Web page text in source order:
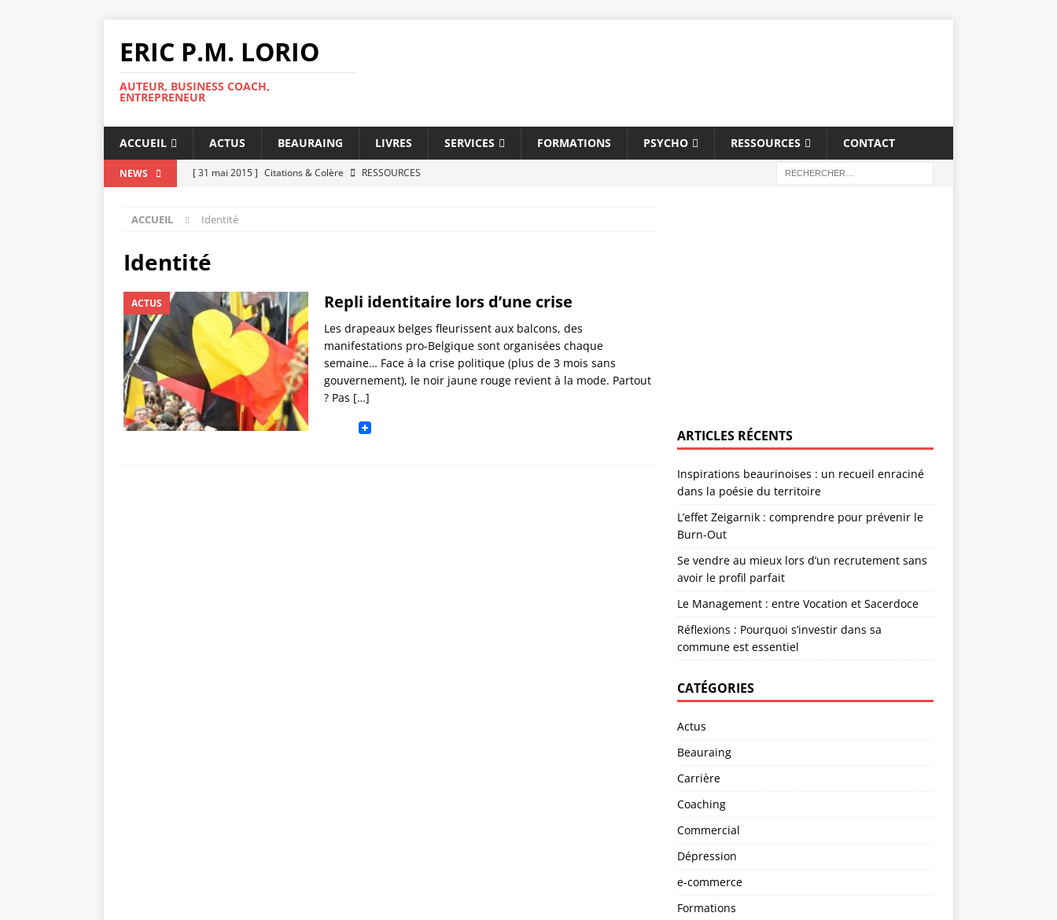
ERIC P.M. LORIO
AUTEUR, BUSINESS COACH,
ENTREPRENEUR
ACCUEIL ACTUS BEAURAING LIVRES SERVICES FORMATIONS PSYCHO RESSOURCES CONTACT
NEWS [ 31 mai 2015 ] Citations & Colère
RESSOURCES
[ 11 mai 2015 ]
[ 8 mai 2015 ]
[ 5 mai 2015 ] Le Coaching, c’est quoi?
COACHING
[ 2 mai 2015 ] Avoir un patron difficile
MANAGEMENT
[ 29 juillet 2025 ]
Inspirations beaurinoises : un recueil enraciné dans la poésie du territoire
ACTUS
[ 2 janvier 2025 ]
L’effet Zeigarnik : comprendre pour prévenir le Burn-Out
CARRIÈRE
[ 27 avril 2024 ] Se vendre au mieux lors d’un recrutement sans avoir le profil parfait
ACCUEIL Identité
Identité
ACTUS Repli identitaire lors d’une crise
Les drapeaux belges fleurissent aux balcons, des
manifestations pro-Belgique sont organisées chaque
semaine… Face à la crise politique (plus de 3 mois sans
gouvernement), le noir jaune rouge revient à la mode. Partout
? Pas […]
ARTICLES RÉCENTS
Inspirations beaurinoises : un recueil enraciné
dans la poésie du territoire
L’effet Zeigarnik : comprendre pour prévenir le
Burn-Out
Se vendre au mieux lors d’un recrutement sans
avoir le profil parfait
Le Management : entre Vocation et Sacerdoce
Réflexions : Pourquoi s’investir dans sa
commune est essentiel
CATÉGORIES
Actus
Beauraing
Carrière
Coaching
Commercial
Dépression
e-commerce
Formations